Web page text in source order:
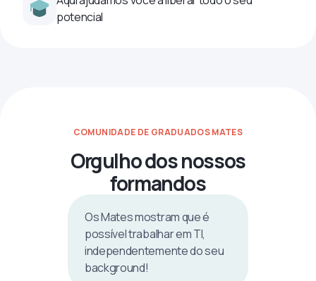
potencial
COMUNIDADE DE GRADUADOS MATES
Orgulho dos nossos
formandos
Os Mates mostram que é
possível trabalhar em TI,
independentemente do seu
background!